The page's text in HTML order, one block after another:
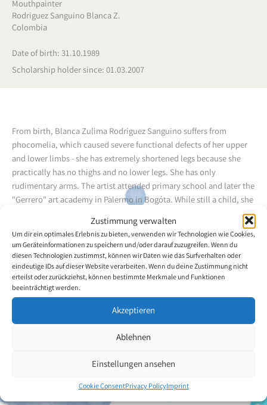
Zustimmung verwalten
Um dir ein optimales Erlebnis zu bieten, verwenden wir Technologien wie Cookies,
um Geräteinformationen zu speichern und/oder darauf zuzugreifen. Wenn du
diesen Technologien zustimmst, können wir Daten wie das Surfverhalten oder
eindeutige IDs auf dieser Website verarbeiten. Wenn du deine Zustimmung nicht
erteilst oder zurückziehst, können bestimmte Merkmale und Funktionen
beeinträchtigt werden.
Akzeptieren
Ablehnen
Einstellungen ansehen
Cookie ConsentPrivacy PolicyImprint
Mouthpainter
Rodriguez Sanguino Blanca Z.
Colombia
Date of birth: 31.10.1989
Scholarship holder since: 01.03.2007
From birth, Blanca Zulima Rodriguez Sanguino suffers from
phocomelia, which caused severe functional defects of her upper
and lower limbs - she has extremely shortened legs because she
practically has no thighs and no lower legs. She has only
rudimentary arms. The artist attended primary school and later the
"Gerrero" art academy in Palermo in Bogóta. While still a child, she
painting lessons from Efrain Gonzalez for a period of ten years.
Back to the artists overview